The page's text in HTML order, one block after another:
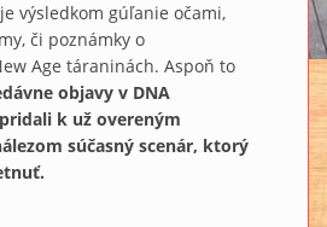
výsledkom gúľanie očami,
či poznámky o
Age táraninách. Aspoň to
objavy v DNA
k už overeným
súčasný scenár, ktorý